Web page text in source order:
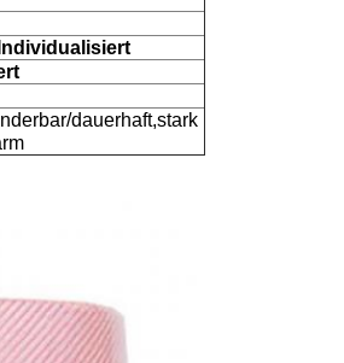
Individualisiert
dauerhaft,stark